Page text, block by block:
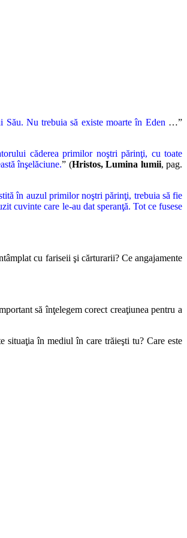
Său. Nu trebuia să existe moarte în Eden …”
căderea primilor noştri părinţi, cu toate
înşelăciune.” (Hristos, Lumina lumii, pag.
în auzul primilor noştri părinţi, trebuia să fie
cuvinte care le-au dat speranţă. Tot ce fusese
cu fariseii şi cărturarii? Ce angajamente
să înţelegem corect creaţiunea pentru a
situaţia în mediul în care trăieşti tu? Care este